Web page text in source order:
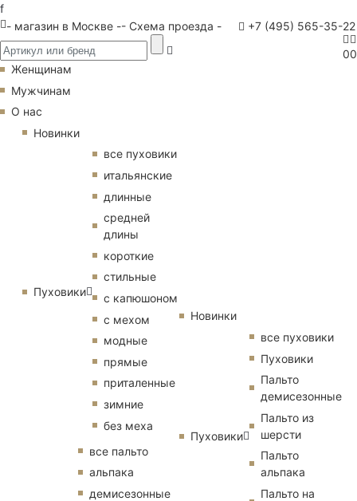
f
- магазин в Москве -- Схема проезда - +7 (495) 565-35-22
00
Женщинам
Мужчинам
О нас
Новинки
Пуховики
все пуховики
итальянские
длинные
средней
длины
короткие
стильные
с капюшоном
с мехом
модные
прямые
приталенные
зимние
без меха
все пальто
альпака
демисезонные
Новинки
Пуховики
все пуховики
Пуховики
Пальто
демисезонные
Пальто из
шерсти
Пальто
альпака
Пальто на